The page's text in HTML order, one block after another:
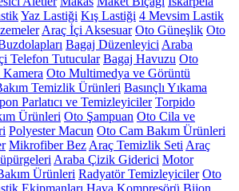
Yaz Lastiği Kış Lastiği 4 Mevsim Lastik
Araç İçi Aksesuar Oto Güneşlik Oto
Bagaj Düzenleyici Araba
Telefon Tutucular Bagaj Havuzu Oto
Oto Multimedya ve Görüntü
Temizlik Ürünleri Basınçlı Yıkama
Parlatıcı ve Temizleyiciler Torpido
Ürünleri Oto Şampuan Oto Cila ve
Polyester Macun Oto Cam Bakım Ürünleri
Mikrofiber Bez Araç Temizlik Seti Araç
Araba Çizik Giderici Motor
Ürünleri Radyatör Temizleyiciler Oto
Ekipmanları Hava Kompresörü Bijon